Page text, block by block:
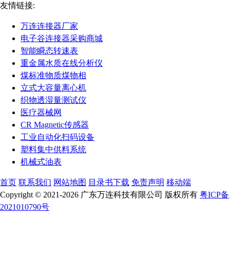
友情链接:
万连连接器厂家
电子谷连接器采购商城
智能瞬态转速表
重金属水质在线分析仪
煤标准物质煤物相
立式大容量离心机
织物透湿量测试仪
医疗器械网
CR Magnetic传感器
工业自动化扫码设备
塑料集中供料系统
机械式油表
首页 联系我们 网站地图 目录书下载 免责声明 移动端
Copyright © 2021-2026 广东万连科技有限公司 版权所有 粤ICP备
2021010790号